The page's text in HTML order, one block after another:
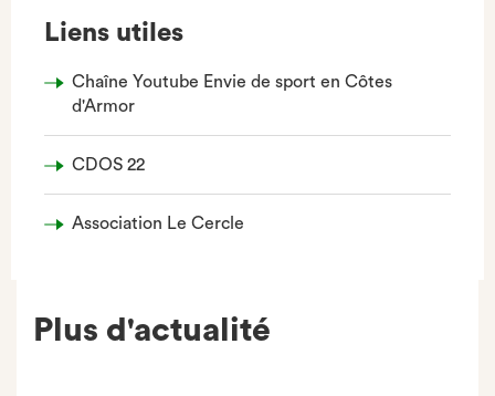
Liens utiles
Chaîne Youtube Envie de sport en Côtes
d'Armor
CDOS 22
Association Le Cercle
Plus d'actualité